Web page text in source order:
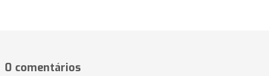
0 comentários